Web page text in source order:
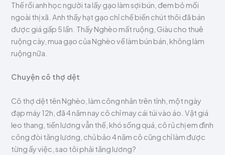
Thế rồi anh học người ta lấy gạo làm sợi bún, đem bỏ mối
ngoài thị xã. Anh thấy hạt gạo chỉ chế biến chút thôi đã bán
được giá gấp 5 lần. Thấy Nghèo mất ruộng, Giàu cho thuê
ruộng cày, mua gạo của Nghèo về làm bún bán, không làm
ruộng nữa.
Chuyện cô thợ dệt
Cô thợ dệt tên Nghèo, làm công nhân trên tỉnh, một ngày
đạp máy 12h, đã 4 năm nay cô chỉ may cái túi vào áo. Vật giá
leo thang, tiền lương vẫn thế, khó sống quá, cô rủ chị em đình
công đòi tăng lương, chủ bảo 4 năm cô cũng chỉ làm được
từng ấy việc, sao tôi phải tăng lương?